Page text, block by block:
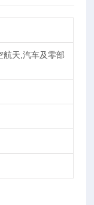
航天,汽车及零部